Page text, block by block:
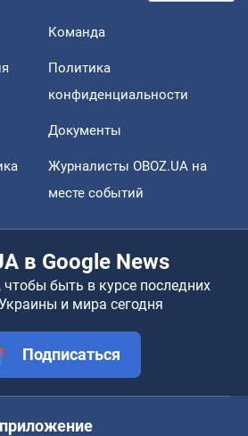
Команда
Политика
конфиденциальности
Документы
Журналисты OBOZ.UA на
месте событий
в Google News
быть в курсе последних
и мира сегодня
Подписаться